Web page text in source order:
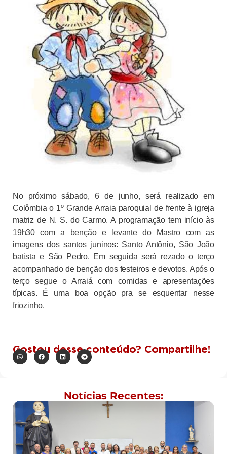
No próximo sábado, 6 de junho, será realizado em
Colômbia o 1º Grande Arraia paroquial de frente à igreja
matriz de N. S. do Carmo. A programação tem início às
19h30 com a benção e levante do Mastro com as
imagens dos santos juninos: Santo Antônio, São João
batista e São Pedro. Em seguida será rezado o terço
acompanhado de benção dos festeiros e devotos. Após o
terço segue o Arraiá com comidas e apresentações
típicas. É uma boa opção pra se esquentar nesse
friozinho.
Gostou desse conteúdo? Compartilhe!
Notícias Recentes: